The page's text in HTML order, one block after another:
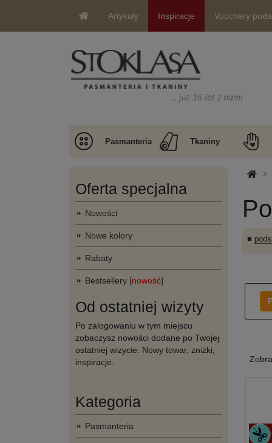
Artykuły Inspiracje Vouchery
… już 36 lat z nami
Pasmanteria Tkaniny
Oferta specjalna
Nowości
Nowe kolory
Rabaty
Bestsellery [nowość]
Od ostatniej wizyty
Po zalogowaniu w tym miejscu
zobaczysz nowości dodane po Twojej
ostatniej wizycie. Nowy towar, zniżki,
inspiracje.
Kategoria
Pasmanteria
■